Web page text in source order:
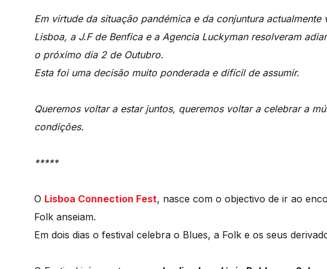
Em virtude da situação pandémica e da conjuntura
Lisboa, a J.F de Benfica e a Agencia Luckyman resolveram
o próximo dia 2 de Outubro.
Esta foi uma decisão muito ponderada e difícil de assumir.
Queremos voltar a estar juntos, queremos voltar a celebrar a
condições.
*****
O Lisboa Connection Fest, nasce com o objectivo de ir ao
Folk anseiam.
Em dois dias o festival celebra o Blues, a Folk e os seus